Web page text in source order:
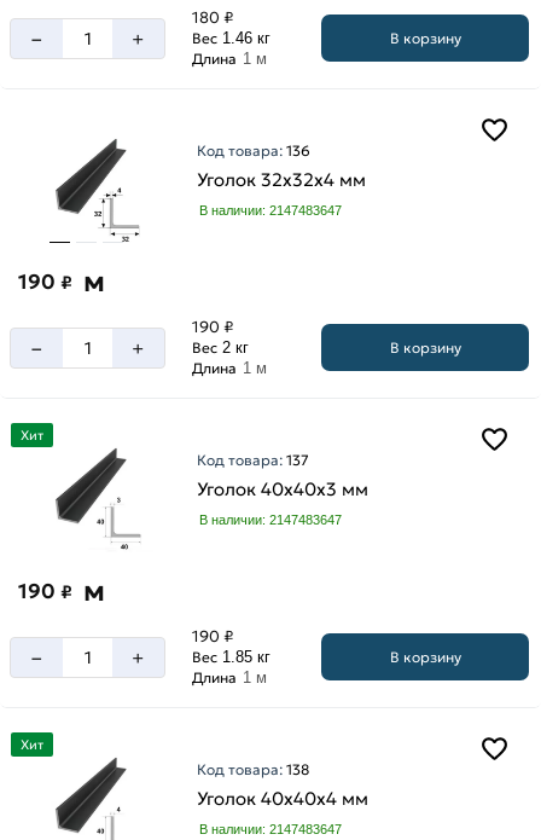
– +
180 ₽
Вес 1.46 кг
Длина 1 м
В корзину
Код товара:136
Уголок 32х32х4 мм
В наличии: 2147483647
190 ₽ м
– +
190 ₽
Вес 2 кг
Длина 1 м
В корзину
Хит
Код товара:137
Уголок 40х40х3 мм
В наличии: 2147483647
190 ₽ м
– +
190 ₽
Вес 1.85 кг
Длина 1 м
В корзину
Хит
Код товара:138
Уголок 40х40х4 мм
В наличии: 2147483647